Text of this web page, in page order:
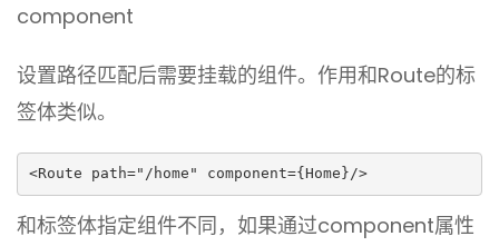
component
设置路径匹配后需要挂载的组件。作用和Route的标
签体类似。
<Route path="/home" component={Home}/>
和标签体指定组件不同，如果通过component属性